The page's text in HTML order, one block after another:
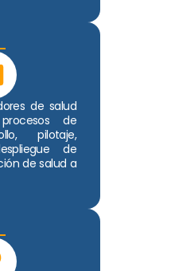
de salud
de
pilotaje,
de
de salud a